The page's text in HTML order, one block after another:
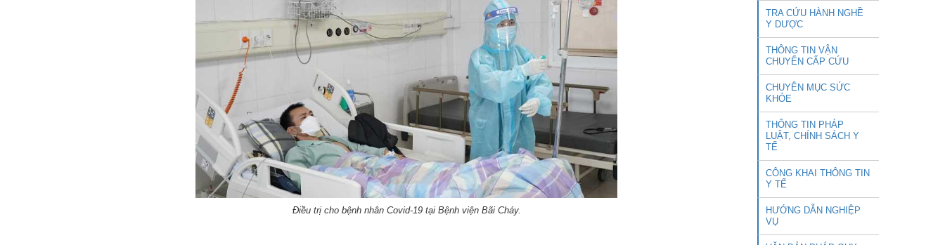
Điều trị cho bệnh nhân Covid-19 tại Bệnh viện Bãi Cháy.
TRA CỨU HÀNH NGHỀ
Y DƯỢC
THÔNG TIN VẬN
CHUYỂN CẤP CỨU
CHUYÊN MỤC SỨC
KHỎE
THÔNG TIN PHÁP
LUẬT, CHÍNH SÁCH Y
TẾ
CÔNG KHAI THÔNG TIN
Y TẾ
HƯỚNG DẪN NGHIỆP
VỤ